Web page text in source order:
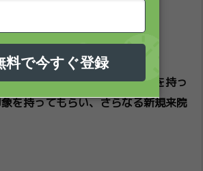
者様の声」を集め、良い特徴を持っ
を持ってもらい、さらなる新規来院